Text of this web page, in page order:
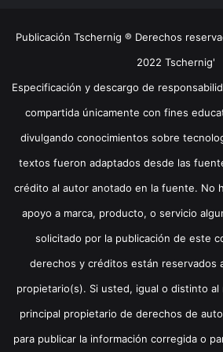
Publicación Tschernig ® Derechos
2022 Tschernig'
Especificación y descargo de
compartida únicamente con fines
divulgando conocimientos sobre
textos fueron adaptados desde las
crédito al autor anotado en la fuente. No
apoyo a marca, producto, o servicio
solicitado por la publicación de este
derechos y créditos están reservados
propietario(s). Si usted, igual o distinto al
principal propietario de derechos de
para publicar la información corregida o